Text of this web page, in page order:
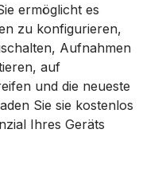
ermöglicht es
zu konfigurieren,
Aufnahmen
auf
und die neueste
Sie sie kostenlos
Ihres Geräts